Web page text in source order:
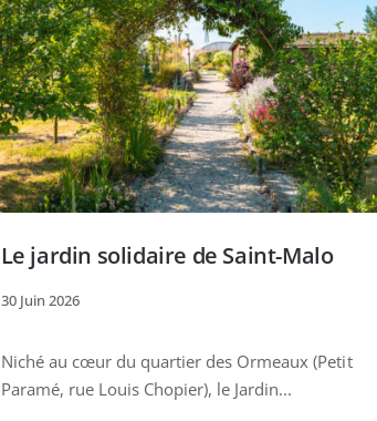
Le jardin solidaire de Saint-Malo
30 Juin 2026
Niché au cœur du quartier des Ormeaux (Petit
Paramé, rue Louis Chopier), le Jardin...